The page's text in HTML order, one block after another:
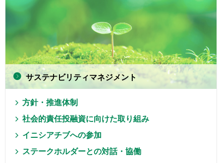
サステナビリティマネジメント
方針・推進体制
社会的責任投融資に向けた取り組み
イニシアチブへの参加
ステークホルダーとの対話・協働